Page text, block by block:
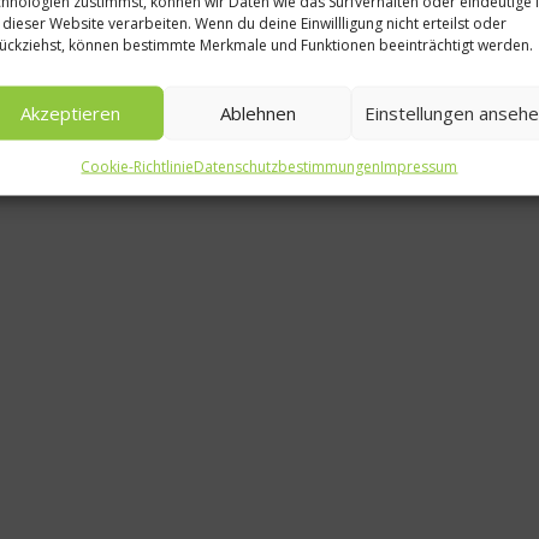
dieser Website verarbeiten. Wenn du deine Einwillligung nicht erteilst oder
können bestimmte Merkmale und Funktionen beeinträchtigt werden.
Akzeptieren Ablehnen Einstellungen
Cookie-RichtlinieDatenschutzbestimmungenImpressum
Versteckte
scheinbar
1.